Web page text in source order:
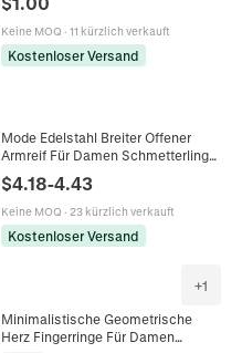
Herren Damen Trendiger Schmuck
Geschenk
Keine MOQ · 11 kürzlich verkauft
Kostenloser Versand
Mode Edelstahl Breiter Offener
Armreif Für Damen Schmetterling
Blume Muster 18K Vergoldet
Verstellbares
Manschettenarmband Schmuck
$4.18-4.43
Keine MOQ · 23 kürzlich verkauft
Kostenloser Versand
+1
Minimalistische Geometrische
Herz Fingerringe Für Damen